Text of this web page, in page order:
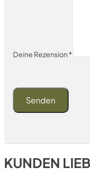
Deine Rezension*
KUNDEN